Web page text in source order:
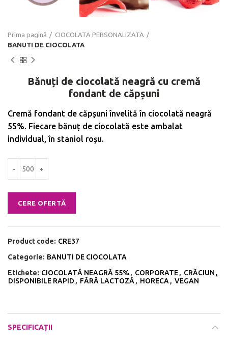
Prima pagină
CIOCOLATA PERSONALIZATA
BANUTI DE CIOCOLATA
Bănuți de ciocolată neagră cu cremă
fondant de căpșuni
Cremă fondant de căpșuni învelită în ciocolată neagră
55%. Fiecare bănuț de ciocolată este ambalat
individual, în staniol roșu.
CERE OFERTĂ
Product code: CRE37
Categorie: BANUTI DE CIOCOLATA
Etichete: CIOCOLATĂ NEAGRĂ 55%, CORPORATE, CRĂCIUN ,
DISPONIBILE RAPID , FĂRĂ LACTOZĂ, HORECA, VEGAN
SPECIFICAȚII